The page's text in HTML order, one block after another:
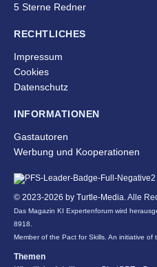
5 Sterne Redner
RECHTLICHES
Impressum
Cookies
Datenschutz
INFORMATIONEN
Gastautoren
Werbung und Kooperationen
© 2023-2026 by Turtle-Media . Alle
Das Magazin KI Expertenforum wird
8918.
Member of the Pact for Skills. An initiative of
Themen